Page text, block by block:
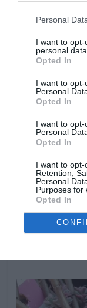
Personal
I want to
personal data.
Opted In
I want to
Personal
Opted In
I want to
Personal
Opted In
I want to opt-
Retention,
Personal
Purposes for
Opted In
no suele ser
jardin, como
principal
provocar
temperaturas
y tallos, vuelve